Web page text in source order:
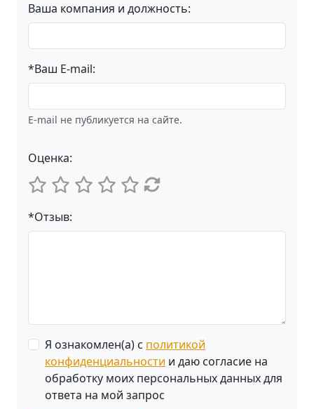
Ваша компания и должность:
*Ваш E-mail:
E-mail не публикуется на сайте.
Оценка:
*Отзыв:
Я ознакомлен(а) с политикой
конфиденциальности и даю согласие на
обработку моих персональных данных для
ответа на мой запрос